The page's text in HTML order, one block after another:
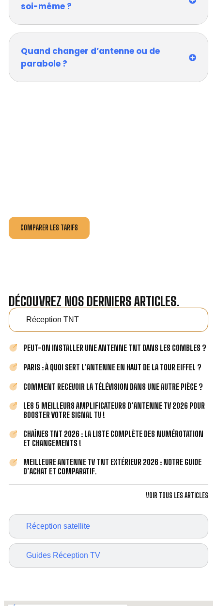
soi-même ?
Quand changer d’antenne ou de
parabole ?
COMPARER LES TARIFS
DÉCOUVREZ NOS DERNIERS ARTICLES.
Réception TNT
Réception satellite
Guides Réception TV
PEUT-ON INSTALLER UNE ANTENNE TNT DANS LES COMBLES ?
PARIS : À QUOI SERT L’ANTENNE EN HAUT DE LA TOUR EIFFEL ?
COMMENT RECEVOIR LA TÉLÉVISION DANS UNE AUTRE PIÈCE ?
LES 5 MEILLEURS AMPLIFICATEURS D’ANTENNE TV 2026 POUR
BOOSTER VOTRE SIGNAL TV !
CHAÎNES TNT 2026 : LA LISTE COMPLÈTE DES NUMÉROTATION
ET CHANGEMENTS !
MEILLEURE ANTENNE TV TNT EXTÉRIEUR 2026 : NOTRE GUIDE
D’ACHAT ET COMPARATIF.
VOIR TOUS LES ARTICLES